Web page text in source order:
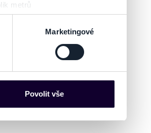
metrů
prstu)
s podrobnostmi. Svůj souhlas
mohou představovat
obsahu a reklam.
varianty. Svoji volbu
Marketingové
Povolit vše